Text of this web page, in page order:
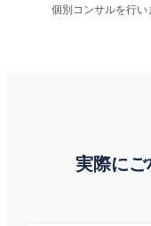
個別コンサルを行い
実際に